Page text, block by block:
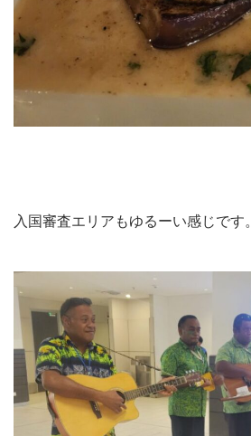
入国審査エリアもゆるーい感じです。